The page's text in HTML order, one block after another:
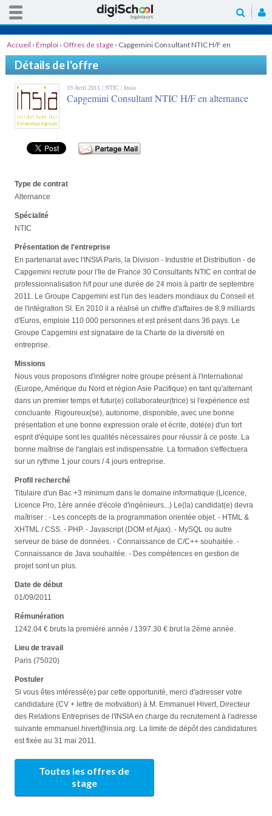
Accueil › Emploi › Offres de stage › Capgemini Consultant NTIC H/F en
alternance
Détails de l'offre
19 Avril 2011 | NTIC | Insia
Capgemini Consultant NTIC H/F en alternance
Type de contrat
Alternance
Spécialité
NTIC
Présentation de l'entreprise
En partenariat avec l'INSIA Paris, la Division - Industrie et Distribution - de
Capgemini recrute pour l'Ile de France 30 Consultants NTIC en contrat de
professionnalisation h/f pour une durée de 24 mois à partir de septembre
2011. Le Groupe Capgemini est l'un des leaders mondiaux du Conseil et
de l'intégration SI. En 2010 il a réalisé un chiffre d'affaires de 8,9 milliards
d'Euros, emploie 110 000 personnes et est présent dans 36 pays. Le
Groupe Capgemini est signataire de la Charte de la diversité en
entreprise.
Missions
Nous vous proposons d'intégrer notre groupe présent à l'international
(Europe, Amérique du Nord et région Asie Pacifique) en tant qu'alternant
dans un premier temps et futur(e) collaborateur(trice) si l'expérience est
concluante. Rigoureux(se), autonome, disponible, avec une bonne
présentation et une bonne expression orale et écrite, doté(e) d'un fort
esprit d'équipe sont les qualités nécessaires pour réussir à ce poste. La
bonne maîtrise de l'anglais est indispensable. La formation s'effectuera
sur un rythme 1 jour cours / 4 jours entreprise.
Profil recherché
Titulaire d'un Bac +3 minimum dans le domaine informatique (Licence,
Licence Pro, 1ère année d'école d'ingénieurs...) Le(la) candidat(e) devra
maîtriser : - Les concepts de la programmation orientée objet. - HTML &
XHTML / CSS. - PHP. - Javascript (DOM et Ajax). - MySQL ou autre
serveur de base de données. - Connaissance de C/C++ souhaitée. -
Connaissance de Java souhaitée. - Des compétences en gestion de
projet sont un plus.
Date de début
01/09/2011
Rémunération
1242.04 € bruts la première année / 1397.30 € brut la 2ème année.
Lieu de travail
Paris (75020)
Postuler
Si vous êtes intéressé(e) par cette opportunité, merci d'adresser votre
candidature (CV + lettre de motivation) à M. Emmanuel Hivert, Directeur
des Relations Entreprises de l'INSIA en charge du recrutement à l'adresse
suivante emmanuel.hivert@insia.org. La limite de dépôt des candidatures
est fixée au 31 mai 2011.
Toutes les offres de
stage